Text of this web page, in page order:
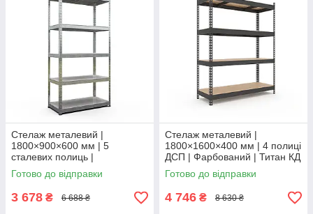
Стелаж металевий |
1800×900×600 мм | 5
сталевих полиць |
Оцинкований | Бюджет ОС |
150 кг/полицю | збірний для
гаража, складу та
Готово до відправки
3 678 ₴ 6 688 ₴
Стелаж металевий |
1800×1600×400 мм | 4 полиці
ДСП | Фарбований | Титан КД
| 300 кг/полицю | посилений
для важких вантажів і
Готово до відправки
4 746 ₴ 8 630 ₴